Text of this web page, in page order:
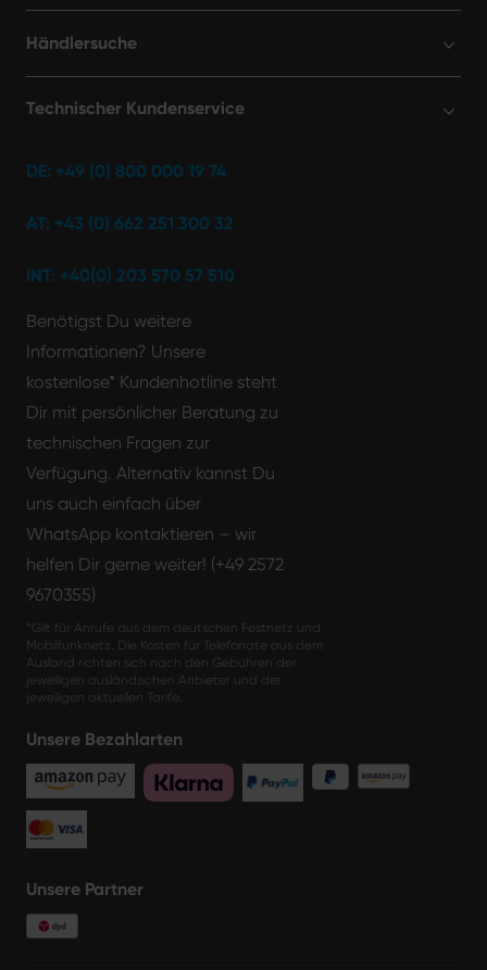
Händlersuche
Technischer Kundenservice
DE: +49 (0) 800 000 19 74
AT: +43 (0) 662 251 300 32
INT: +40(0) 203 570 57 510
Benötigst Du weitere
Informationen? Unsere
kostenlose* Kundenhotline steht
Dir mit persönlicher Beratung zu
technischen Fragen zur
Verfügung. Alternativ kannst Du
uns auch einfach über
WhatsApp kontaktieren – wir
helfen Dir gerne weiter! (+49 2572
9670355)
*Gilt für Anrufe aus dem deutschen Festnetz und
Mobilfunknetz. Die Kosten für Telefonate aus dem
Ausland richten sich nach den Gebühren der
jeweiligen ausländischen Anbieter und der
jeweiligen aktuellen Tarife.
Unsere Bezahlarten
Unsere Partner